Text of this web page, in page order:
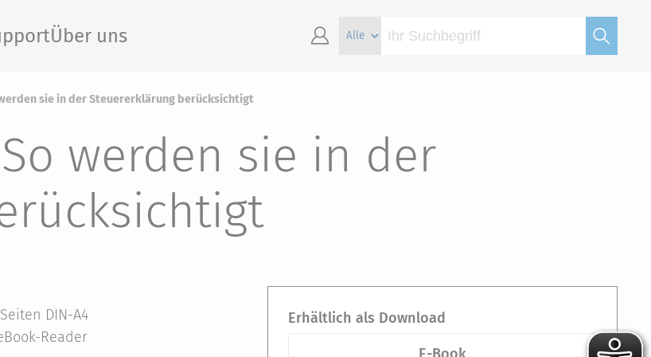
Über uns
sie in der Steuererklärung berücksichtigt
werden sie in der
DIN-A4
Reader
Erhältlich als Download